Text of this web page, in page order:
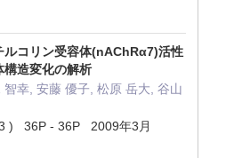
ルコリン受容体(nAChRα7)活性
構造変化の解析
幸, 安藤 優子, 松原 岳大, 谷山
) 36P - 36P 2009年3月